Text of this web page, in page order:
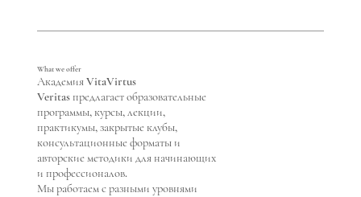
What we offer
Академия VitaVirtus
Veritas предлагает образовательные
программы, курсы, лекции,
практикумы, закрытые клубы,
консультационные форматы и
авторские методики для начинающих
и профессионалов.
Мы работаем с разными уровнями